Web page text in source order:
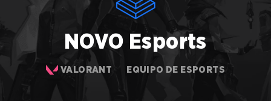
NOVO Esports
VALORANT EQUIPO DE ESPORTS